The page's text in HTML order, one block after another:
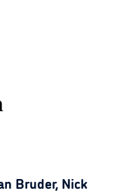
Bruder, Nick